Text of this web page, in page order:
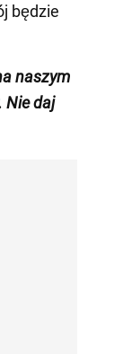
będzie
naszym
Nie daj